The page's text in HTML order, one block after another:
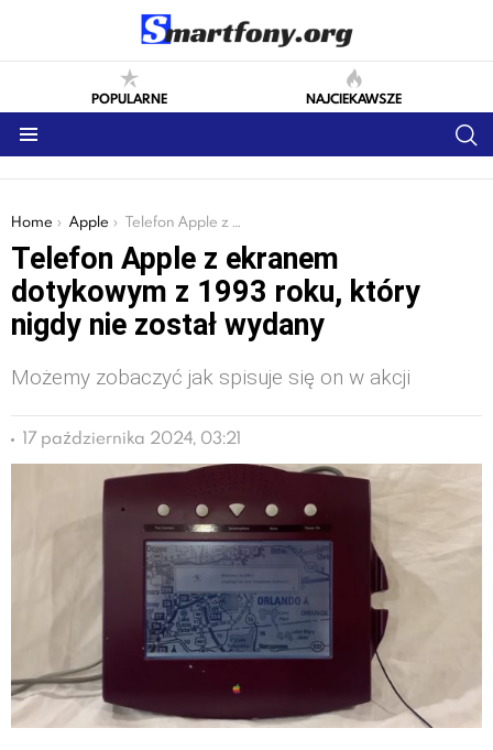
POPULARNE NAJCIEKAWSZE
You are here:
Home Apple Telefon Apple z ekranem dotykowym z 1993 roku, który nigdy nie został wydany
Telefon Apple z ekranem
dotykowym z 1993 roku, który
nigdy nie został wydany
Możemy zobaczyć jak spisuje się on w akcji
17 października 2024, 03:21